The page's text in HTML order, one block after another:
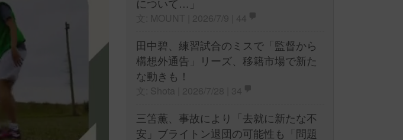
について…」
田中碧、練習試合のミスで「監督から
構想外通告」リーズ、移籍市場で新た
な動きも！
三笘薫、事故により「去就に新たな不
安」ブライトン退団の可能性も「問題